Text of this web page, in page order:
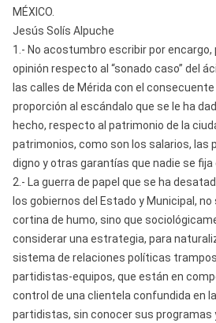
MÉXICO.
Jesús Solís Alpuche
1.- No acostumbro escribir por encargo,
opinión respecto al “sonado caso” del
las calles de Mérida con el
proporción al escándalo que se le ha
hecho, respecto al patrimonio de la
patrimonios, como son los salarios, las
digno y otras garantías que nadie se fija
2.- La guerra de papel que se ha
los gobiernos del Estado y Municipal,
cortina de humo, sino que
considerar una estrategia, para
sistema de relaciones políticas
partidistas-equipos, que están en
control de una clientela confundida en
partidistas, sin conocer sus programas